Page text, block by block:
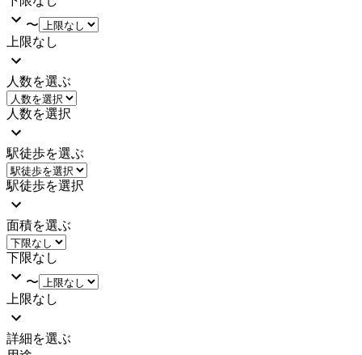
〜
上限なし
人数を選ぶ
人数を選択
駅徒歩を選ぶ
駅徒歩を選択
面積を選ぶ
下限なし
〜
上限なし
詳細を選ぶ